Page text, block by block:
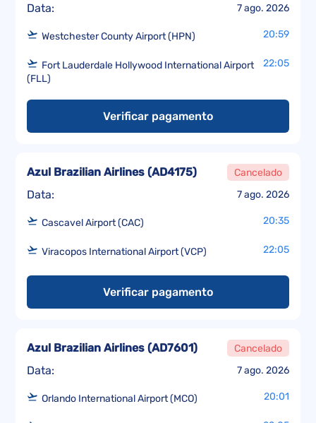
Data: 7 ago. 2026
Westchester County Airport (HPN) 20:59
Fort Lauderdale Hollywood International Airport
(FLL)
22:05
Verificar pagamento
Data: 7 ago. 2026
Azul Brazilian Airlines (AD4175) Cancelado
Cascavel Airport (CAC) 20:35
Viracopos International Airport (VCP) 22:05
Verificar pagamento
Data: 7 ago. 2026
Azul Brazilian Airlines (AD7601) Cancelado
Orlando International Airport (MCO) 20:01